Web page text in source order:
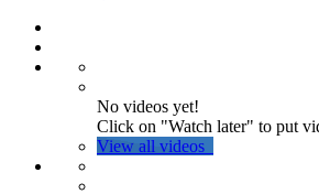
No videos yet!
Click on "Watch later" to put
View all videos